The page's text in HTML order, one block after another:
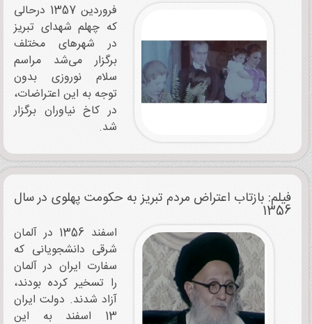
فروردین 1357 درحالی
که چهلم شهدای تبریز
در شهرهای مختلف
برگزار می‌شد مراسم
سلام نوروزی بدون
توجه به این اعتراضات،
در کاخ نیاوران برگزار
شد.
فیلم: بازتاب اعتراض مردم تبریز به حکومت پهلوی در سال
1356
اسفند 1356 در آلمان
شرقی دانشجویانی که
سفارت ایران در آلمان
را تسخیر کرده بودند،
آزاد شدند. دولت ایران
13 اسفند به این